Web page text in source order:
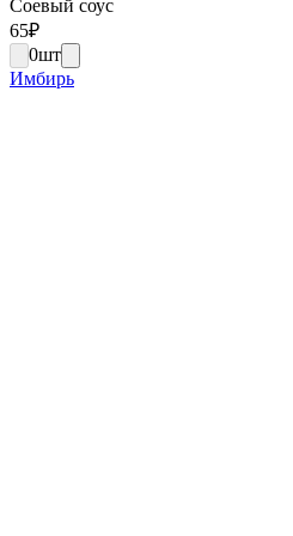
Соевый соус
65₽
0шт
Имбирь